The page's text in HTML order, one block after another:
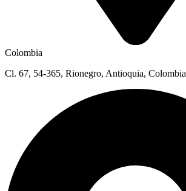
Colombia
Cl. 67, 54-365, Rionegro, Antioquia, Colombia